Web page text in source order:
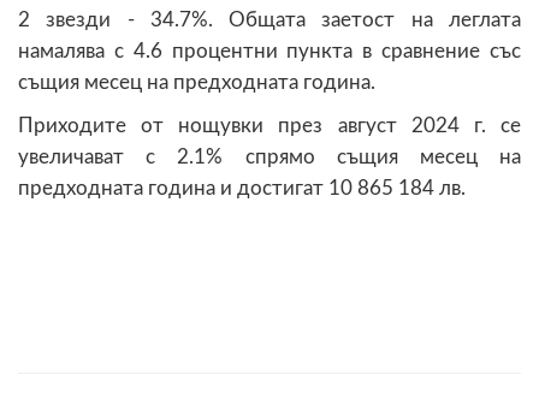
2 звезди - 34.7%. Общата заетост на леглата
намалява с 4.6 процентни пункта в сравнение със
същия месец на предходната година.
Приходите от нощувки през август 2024 г. се
увеличават с 2.1% спрямо същия месец на
предходната година и достигат 10 865 184 лв.